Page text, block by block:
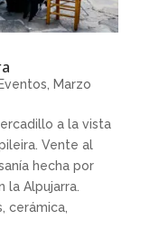
Eventos, Marzo
a la vista
Vente al
hecha por
la Alpujarra.
cerámica,